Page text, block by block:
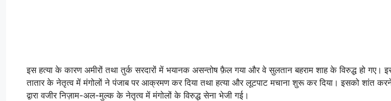
इस हत्या के कारण अमीरों तथा तुर्क सरदारों में भयानक असन्तोष फ़ैल गया और वे सुलतान बहराम शाह के विरुद्ध हो गए।
तातार के नेतृत्व में मंगोलों ने पंजाब पर आक्रमण कर दिया तथा हत्या और लूटपाट मचाना शुरू कर दिया। इसको शांत
द्वारा वजीर निज़ाम-अल-मुल्क के नेतृत्व में मंगोलों के विरुद्ध सेना भेजी गई।